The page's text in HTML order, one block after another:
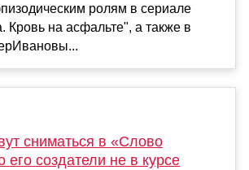
ролям в сериале
Кровь на асфальте", а также в
сниматься в «Слово
его создатели не в курсе